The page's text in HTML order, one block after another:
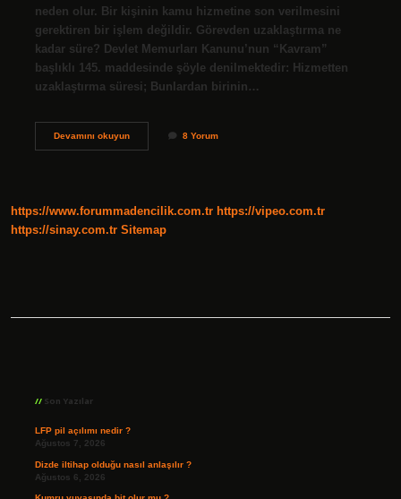
neden olur. Bir kişinin kamu hizmetine son verilmesini
gerektiren bir işlem değildir. Görevden uzaklaştırma ne
kadar süre? Devlet Memurları Kanunu’nun “Kavram”
başlıklı 145. maddesinde şöyle denilmektedir: Hizmetten
uzaklaştırma süresi; Bunlardan birinin…
Devamını okuyunGörevden
Soruşturma
8 Yorum
https://www.forummadencilik.com.tr https://vipeo.com.tr
https://sinay.com.tr Sitemap
Son Yazılar
LFP pil açılımı nedir ?
Ağustos 7, 2026
Dizde iltihap olduğu nasıl anlaşılır ?
Ağustos 6, 2026